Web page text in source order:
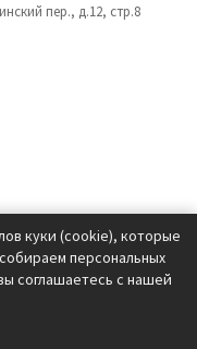
пер., д.12, стр.8
куки (cookie), которые
персональных
соглашаетесь с нашей